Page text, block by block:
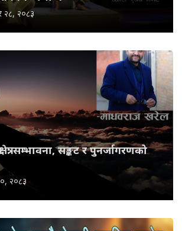
२८, २०८३
सम्भावना, सङ्कट र पुनर्जागरणको
२०८३